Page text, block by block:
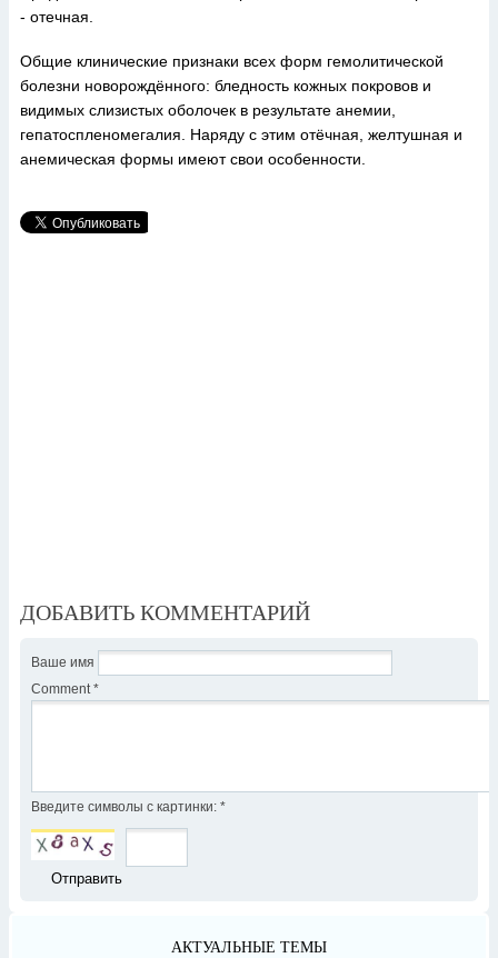
- отечная.
Общие клинические признаки всех форм гемолитической
болезни новорождённого: бледность кожных покровов и
видимых слизистых оболочек в результате анемии,
гепатоспленомегалия. Наряду с этим отёчная, желтушная и
анемическая формы имеют свои особенности.
ДОБАВИТЬ КОММЕНТАРИЙ
Ваше имя
Comment *
Введите символы с картинки: *
АКТУАЛЬНЫЕ ТЕМЫ